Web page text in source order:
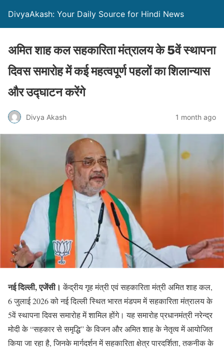
DivyaAkash: Your Daily Source for Hindi News
अमित शाह कल सहकारिता मंत्रालय के 5वें स्थापना
दिवस समारोह में कई महत्वपूर्ण पहलों का शिलान्यास
और उद्घाटन करेंगे
Divya Akash 1 month ago
नई दिल्ली, एजेंसी। केंद्रीय गृह मंत्री एवं सहकारिता मंत्री अमित शाह कल,
6 जुलाई 2026 को नई दिल्ली स्थित भारत मंडपम में सहकारिता मंत्रालय के
5वें स्थापना दिवस समारोह में शामिल होंगे। यह समारोह प्रधानमंत्री नरेन्द्र
मोदी के “सहकार से समृद्धि” के विजन और अमित शाह के नेतृत्व में आयोजित
किया जा रहा है, जिनके मार्गदर्शन में सहकारिता क्षेत्र पारदर्शिता, तकनीक के